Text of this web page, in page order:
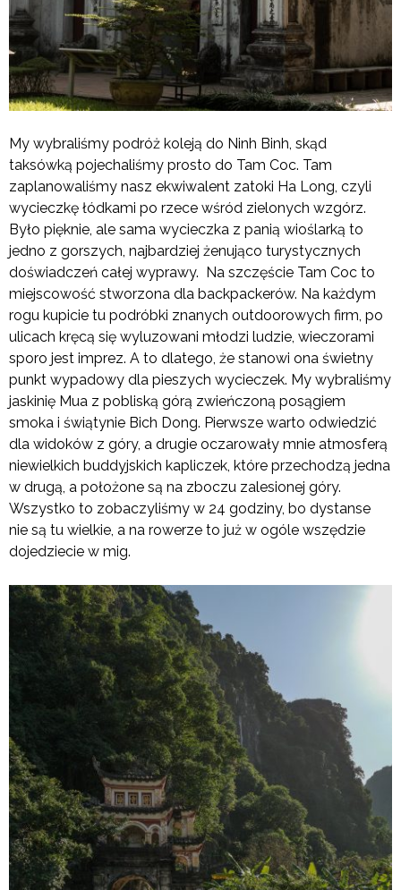
My wybraliśmy podróż koleją do Ninh Binh, skąd
taksówką pojechaliśmy prosto do Tam Coc. Tam
zaplanowaliśmy nasz ekwiwalent zatoki Ha Long, czyli
wycieczkę łódkami po rzece wśród zielonych wzgórz.
Było pięknie, ale sama wycieczka z panią wioślarką to
jedno z gorszych, najbardziej żenująco turystycznych
doświadczeń całej wyprawy. Na szczęście Tam Coc to
miejscowość stworzona dla backpackerów. Na każdym
rogu kupicie tu podróbki znanych outdoorowych firm, po
ulicach kręcą się wyluzowani młodzi ludzie, wieczorami
sporo jest imprez. A to dlatego, że stanowi ona świetny
punkt wypadowy dla pieszych wycieczek. My wybraliśmy
jaskinię Mua z pobliską górą zwieńczoną posągiem
smoka i świątynie Bich Dong. Pierwsze warto odwiedzić
dla widoków z góry, a drugie oczarowały mnie atmosferą
niewielkich buddyjskich kapliczek, które przechodzą jedna
w drugą, a położone są na zboczu zalesionej góry.
Wszystko to zobaczyliśmy w 24 godziny, bo dystanse
nie są tu wielkie, a na rowerze to już w ogóle wszędzie
dojedziecie w mig.